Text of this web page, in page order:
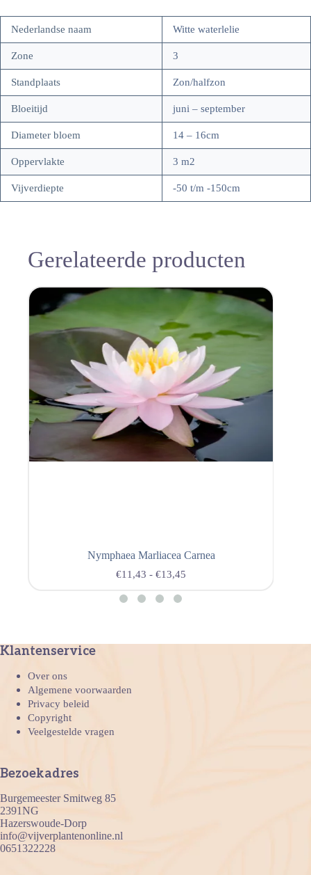
Nederlandse naam Witte waterlelie
Zone 3
Standplaats Zon/halfzon
Bloeitijd juni – september
Diameter bloem 14 – 16cm
Oppervlakte 3 m2
Vijverdiepte -50 t/m -150cm
Gerelateerde producten
Nymphaea Marliacea Carnea
€11,43 -€13,45
Klantenservice
Over ons
Algemene voorwaarden
Privacy beleid
Copyright
Veelgestelde vragen
Bezoekadres
Burgemeester Smitweg 85
2391NG
Hazerswoude-Dorp
info@vijverplantenonline.nl
0651322228